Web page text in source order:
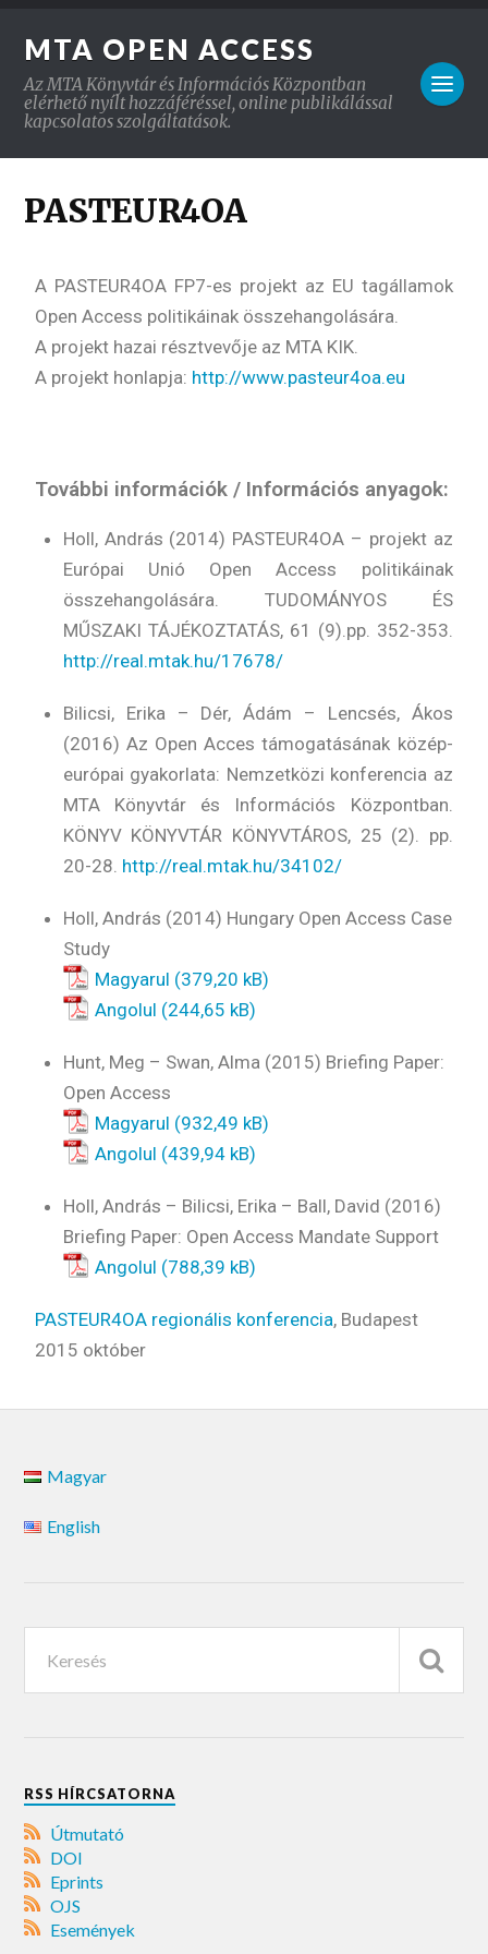
MTA OPEN ACCESS
Az MTA Könyvtár és Információs Központban
elérhető nyílt hozzáféréssel, online publikálással
kapcsolatos szolgáltatások.
PASTEUR4OA
A PASTEUR4OA FP7-es projekt az EU tagállamok
Open Access politikáinak összehangolására.
A projekt hazai résztvevője az MTA KIK.
A projekt honlapja: http://www.pasteur4oa.eu
További információk / Információs anyagok:
Holl, András (2014) PASTEUR4OA – projekt az
Európai Unió Open Access politikáinak
összehangolására. TUDOMÁNYOS ÉS
MŰSZAKI TÁJÉKOZTATÁS, 61 (9).pp. 352-353.
http://real.mtak.hu/17678/
Bilicsi, Erika – Dér, Ádám – Lencsés, Ákos
(2016) Az Open Acces támogatásának közép-
európai gyakorlata: Nemzetközi konferencia az
MTA Könyvtár és Információs Központban.
KÖNYV KÖNYVTÁR KÖNYVTÁROS, 25 (2). pp.
20-28. http://real.mtak.hu/34102/
Holl, András (2014) Hungary Open Access Case
Study
Magyarul
Angolul
Hunt, Meg – Swan, Alma (2015) Briefing Paper:
Open Access
Magyarul
Angolul
Holl, András – Bilicsi, Erika – Ball, David (2016)
Briefing Paper: Open Access Mandate Support
Angolul
PASTEUR4OA regionális konferencia, Budapest
2015 október
Magyar
English
RSS HÍRCSATORNA
Útmutató
DOI
Eprints
OJS
Események